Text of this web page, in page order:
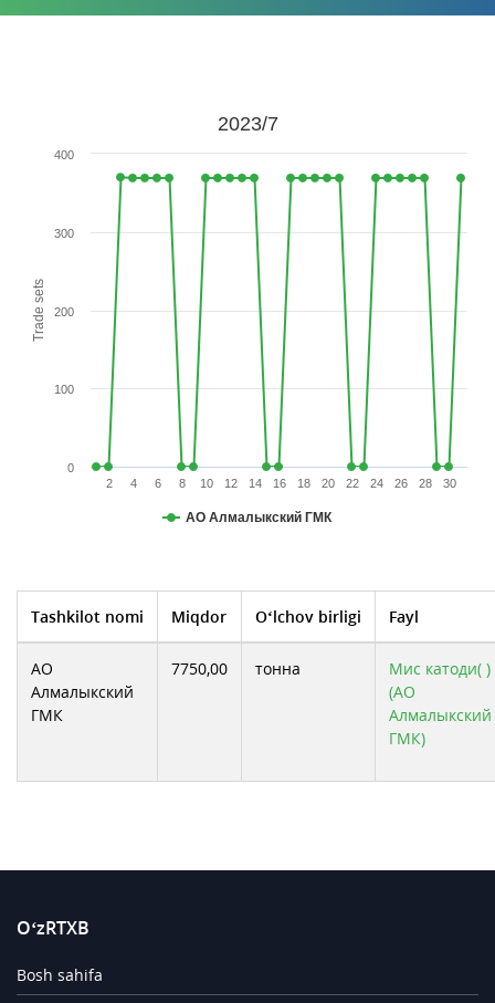
Trade sets
2023/7
АО Алмалыкский ГМК
2 4 6 8 10 12 14 16 18 20 22 24 26 28 30
0
100
200
300
400
Tashkilot nomi Miqdor O‘lchov birligi Fayl
АО
Алмалыкский
ГМК
7750,00 тонна
Мис катоди( )
(АО
Алмалыкский
ГМК)
O‘zRTXB
Bosh sahifa